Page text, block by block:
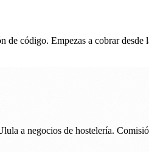
de código. Empezas a cobrar desde
a negocios de hostelería.